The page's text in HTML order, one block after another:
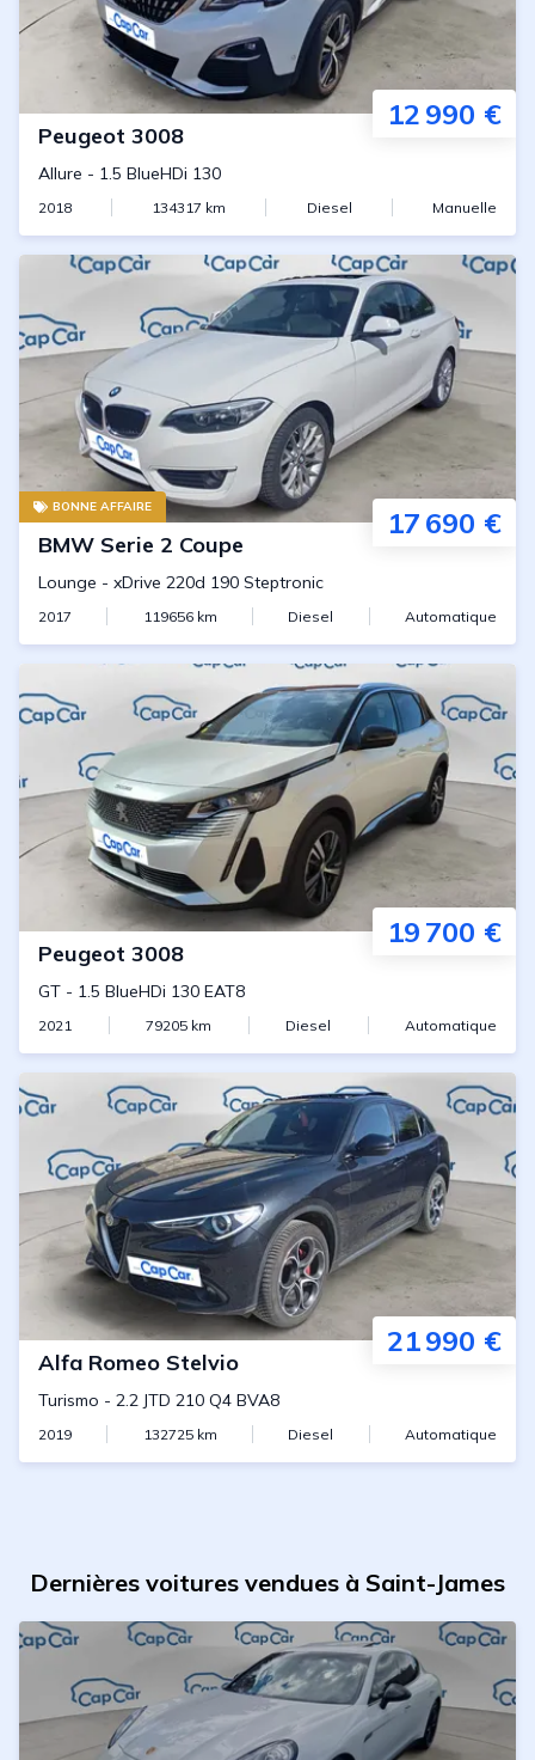
12 990 €
Peugeot 3008
Allure - 1.5 BlueHDi 130
2018 134317 km Diesel Manuelle
BONNE AFFAIRE 17 690 €
BMW Serie 2 Coupe
Lounge - xDrive 220d 190 Steptronic
2017 119656km Diesel Automatique
19 700 €
Peugeot 3008
GT - 1.5 BlueHDi 130 EAT8
2021 79205 km Diesel Automatique
21 990 €
Alfa Romeo Stelvio
Turismo - 2.2 JTD 210 Q4 BVA8
2019 132725km Diesel Automatique
Dernières voitures vendues à Saint-James